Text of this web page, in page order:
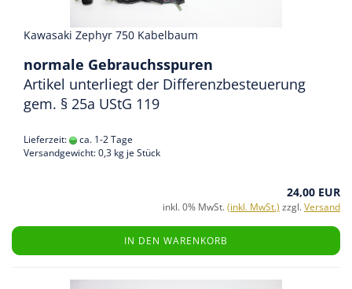
Kawasaki Zephyr 750 Kabelbaum
normale Gebrauchsspuren
Artikel unterliegt der Differenzbesteuerung
gem. § 25a UStG 119
Lieferzeit:
ca. 1-2 Tage
Versandgewicht:0,3 kg je Stück
24,00 EUR
inkl. 0% MwSt.(inkl. MwSt.) zzgl.Versand
IN DEN WARENKORB